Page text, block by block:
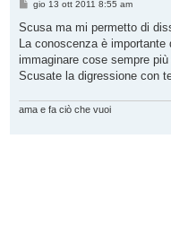
M
s
a
g
i
gio 13 ott 2011 8:55 am
Scusa ma mi permetto di
La conoscenza è
immaginare cose sempre
Scusate la digressione con
ama e fa ciò che vuoi